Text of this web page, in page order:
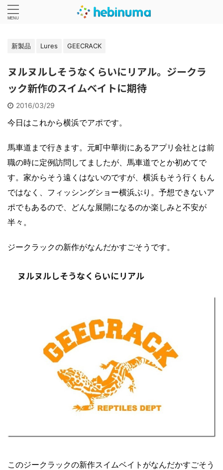
新製品 Lures GEECRACK
ヌルヌルしそうなくらいにリアル。ジークラ
ック新作のスイムベイトに期待
2016/03/29
今日はこれから横浜でアポです。
馬車道まで行きます。元町中華街にあるアプリ会社とは前
職の時に定例訪問してましたが、馬車道でとか初めてで
す。家からそう遠くはないのですが、横浜もそう行くもん
ではなく、フィッシングショー横浜ぶり。予想できないア
ポでもあるので、どんな展開になるのか楽しみと不安が
半々。
ジークラックの新作がなんだかすごそうです。
ヌルヌルしそうなくらいにリアル
このジークラックの新作スイムベイトがなんだかすごそう